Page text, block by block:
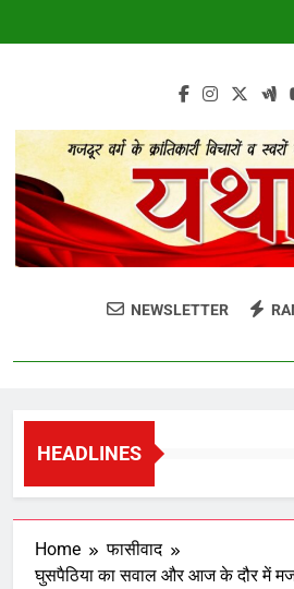
NEWSLETTER
HEADLINES
Home
फासीवाद
घुसपैठिया का सवाल और आज के दौर में